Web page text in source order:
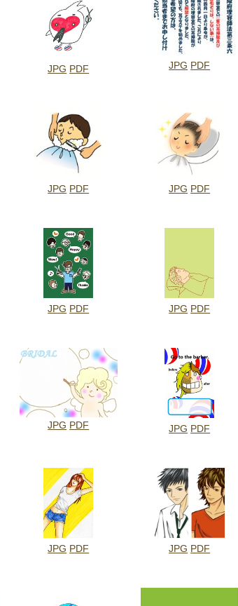
JPG PDF JPG PDF
JPG PDF JPG PDF
JPG PDF JPG PDF
JPG PDF JPG PDF
JPG PDF JPG PDF